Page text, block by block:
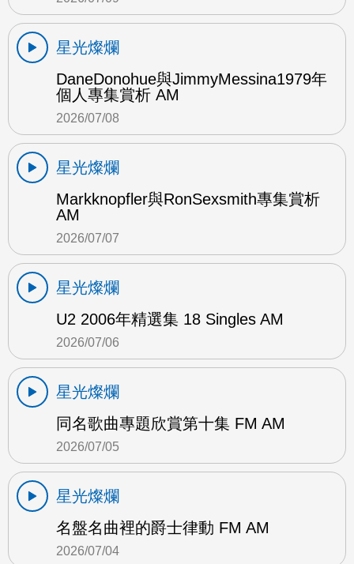
星光燦爛
DaneDonohue與JimmyMessina1979年
個人專集賞析 AM
2026/07/08
星光燦爛
Markknopfler與RonSexsmith專集賞析
AM
2026/07/07
星光燦爛
U2 2006年精選集 18 Singles AM
2026/07/06
星光燦爛
同名歌曲專題欣賞第十集 FM AM
2026/07/05
星光燦爛
名盤名曲裡的爵士律動 FM AM
2026/07/04